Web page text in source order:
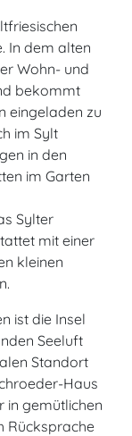
In dem alten
Wohn- und
bekommt
eingeladen zu
im Sylt
in den
im Garten
Sylter
mit einer
kleinen
ist die Insel
Seeluft
Standort
Haus
in gemütlichen
Rücksprache